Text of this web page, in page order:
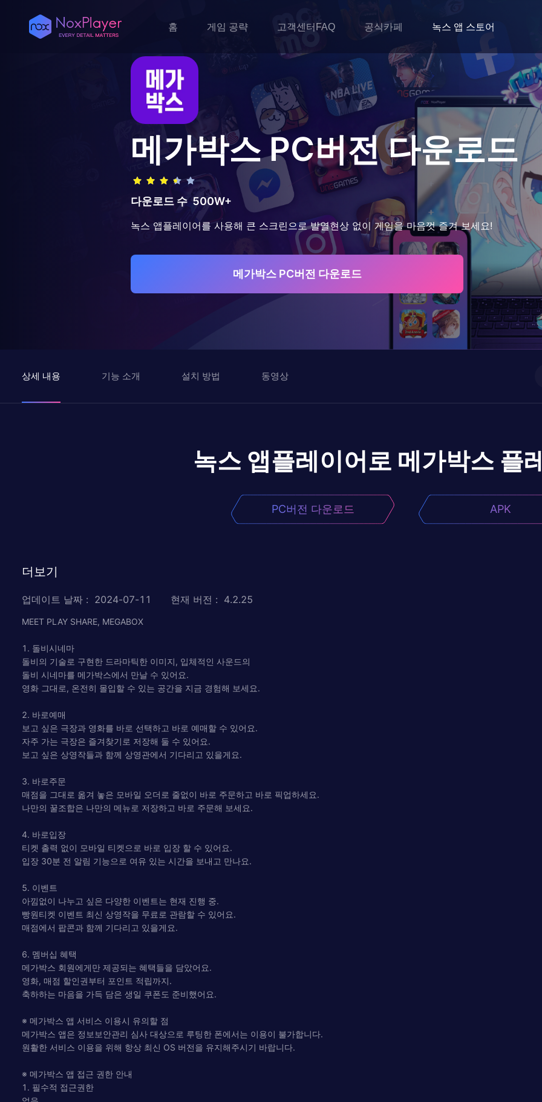
홈 게임 공략 고객센터FAQ 공식카페 녹스 앱 스토어
메가박스PC버전 다운로드
다운로드 수 500W+
녹스 앱플레이어를 사용해 큰 스크린으로 발열현상 없이 게임을 마음껏 즐겨 보세요!
메가박스 PC버전 다운로드
상세 내용 기능 소개 설치 방법 동영상
녹스 앱플레이어로 메가박스 플
PC버전 다운로드 APK
더보기
업데이트 날짜 : 2024-07-11 현재 버전 : 4.2.25
MEET PLAY SHARE, MEGABOX
1. 돌비시네마
돌비의 기술로 구현한 드라마틱한 이미지, 입체적인 사운드의
돌비 시네마를 메가박스에서 만날 수 있어요.
영화 그대로, 온전히 몰입할 수 있는 공간을 지금 경험해 보세요.
2. 바로예매
보고 싶은 극장과 영화를 바로 선택하고 바로 예매할 수 있어요.
자주 가는 극장은 즐겨찾기로 저장해 둘 수 있어요.
보고 싶은 상영작들과 함께 상영관에서 기다리고 있을게요.
3. 바로주문
매점을 그대로 옮겨 놓은 모바일 오더로 줄없이 바로 주문하고 바로 픽업하세요.
나만의 꿀조합은 나만의 메뉴로 저장하고 바로 주문해 보세요.
4. 바로입장
티켓 출력 없이 모바일 티켓으로 바로 입장 할 수 있어요.
입장 30분 전 알림 기능으로 여유 있는 시간을 보내고 만나요.
5. 이벤트
아낌없이 나누고 싶은 다양한 이벤트는 현재 진행 중.
빵원티켓 이벤트 최신 상영작을 무료로 관람할 수 있어요.
매점에서 팝콘과 함께 기다리고 있을게요.
6. 멤버십 혜택
메가박스 회원에게만 제공되는 혜택들을 담았어요.
영화, 매점 할인권부터 포인트 적립까지.
축하하는 마음을 가득 담은 생일 쿠폰도 준비했어요.
※ 메가박스 앱 서비스 이용시 유의할 점
메가박스 앱은 정보보안관리 심사 대상으로 루팅한 폰에서는 이용이 불가합니다.
원활한 서비스 이용을 위해 항상 최신 OS 버전을 유지해주시기 바랍니다.
※ 메가박스 앱 접근 권한 안내
1. 필수적 접근권한